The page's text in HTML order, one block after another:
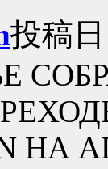
投稿
НА